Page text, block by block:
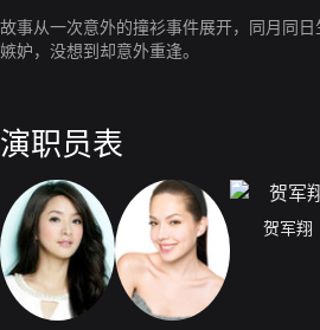
故事从一次意外的撞衫事件展开，同月同
嫉妒，没想到却意外重逢。
演职员表
贺军翔